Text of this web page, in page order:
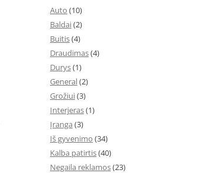
Auto (10)
Baldai(2)
Buitis(4)
Draudimas(4)
Durys(1)
General(2)
Grožiui(3)
Interjeras(1)
Įranga (3)
Iš gyvenimo (34)
Kalba patirtis(40)
Negaila reklamos(23)